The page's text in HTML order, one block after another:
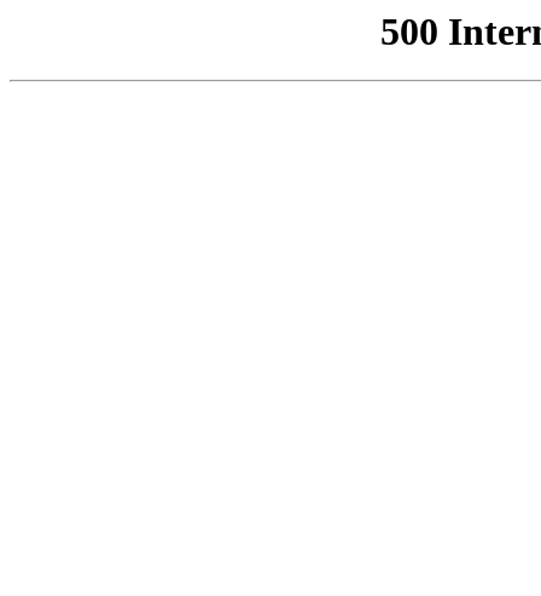
500